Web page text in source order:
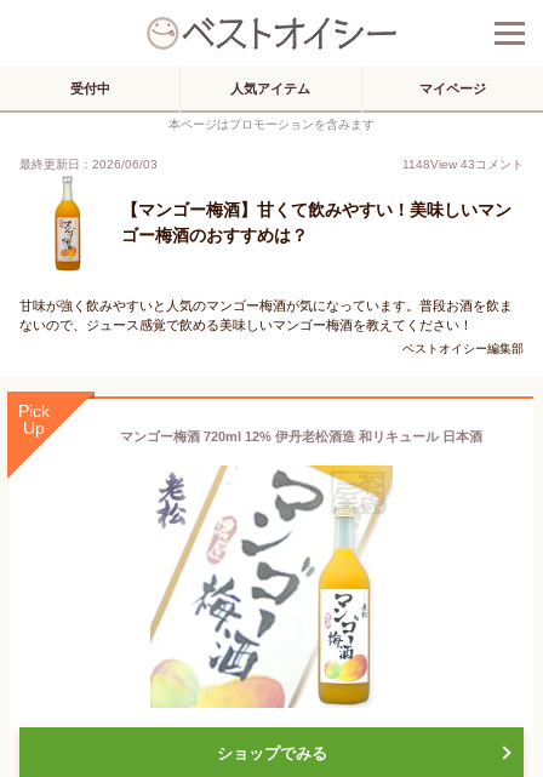
受付中 人気アイテム マイページ
本ページはプロモーションを含みます
最終更新日：2026/06/03 1148View 43コメント
【マンゴー梅酒】甘くて飲みやすい！美味しいマン
ゴー梅酒のおすすめは？
甘味が強く飲みやすいと人気のマンゴー梅酒が気になっています。普段お酒を飲ま
ないので、ジュース感覚で飲める美味しいマンゴー梅酒を教えてください！
ベストオイシー編集部
Pick
Up
マンゴー梅酒 720ml 12% 伊丹老松酒造 和リキュール 日本酒
ショップでみる